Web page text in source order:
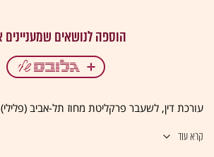
עורכת דין, לשעבר פרקליטת מחוז תל-אביב (פלילי)
קרא עוד